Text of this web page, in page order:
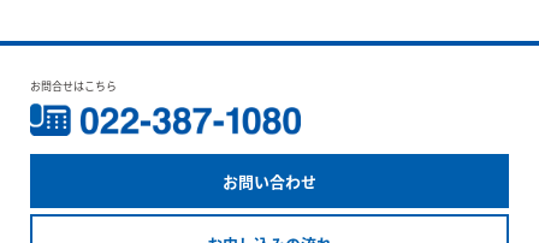
お問合せはこちら
お問い合わせ